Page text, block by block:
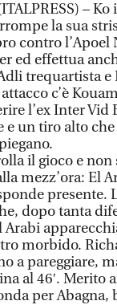
–
la sua
contro l’Apoel
ed effettua
trequartista e
c’è
l’ex Inter Vid
e un tiro alto
il gioco e non
mezz’ora: El
presente.
dopo tanta
Arabi
morbido.
a pareggiare,
al 46′. Merito
per Abagna,